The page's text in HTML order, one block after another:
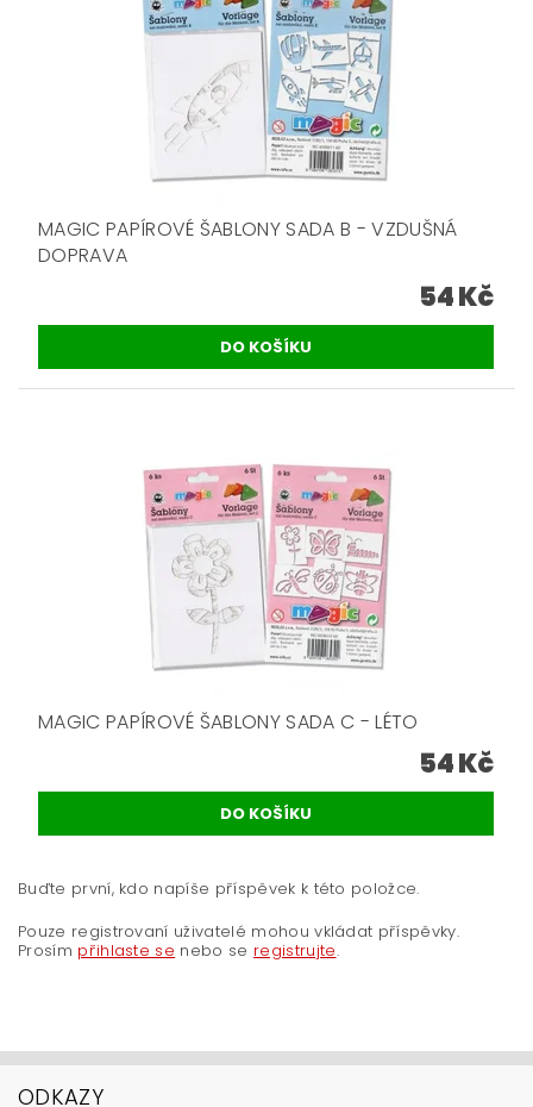
MAGIC PAPÍROVÉ ŠABLONY SADA B - VZDUŠNÁ
DOPRAVA
54 Kč
MAGIC PAPÍROVÉ ŠABLONY SADA C - LÉTO
54 Kč
Buďte první, kdo napíše příspěvek k této položce.
Pouze registrovaní uživatelé mohou vkládat příspěvky.
Prosím přihlaste se nebo se registrujte.
ODKAZY